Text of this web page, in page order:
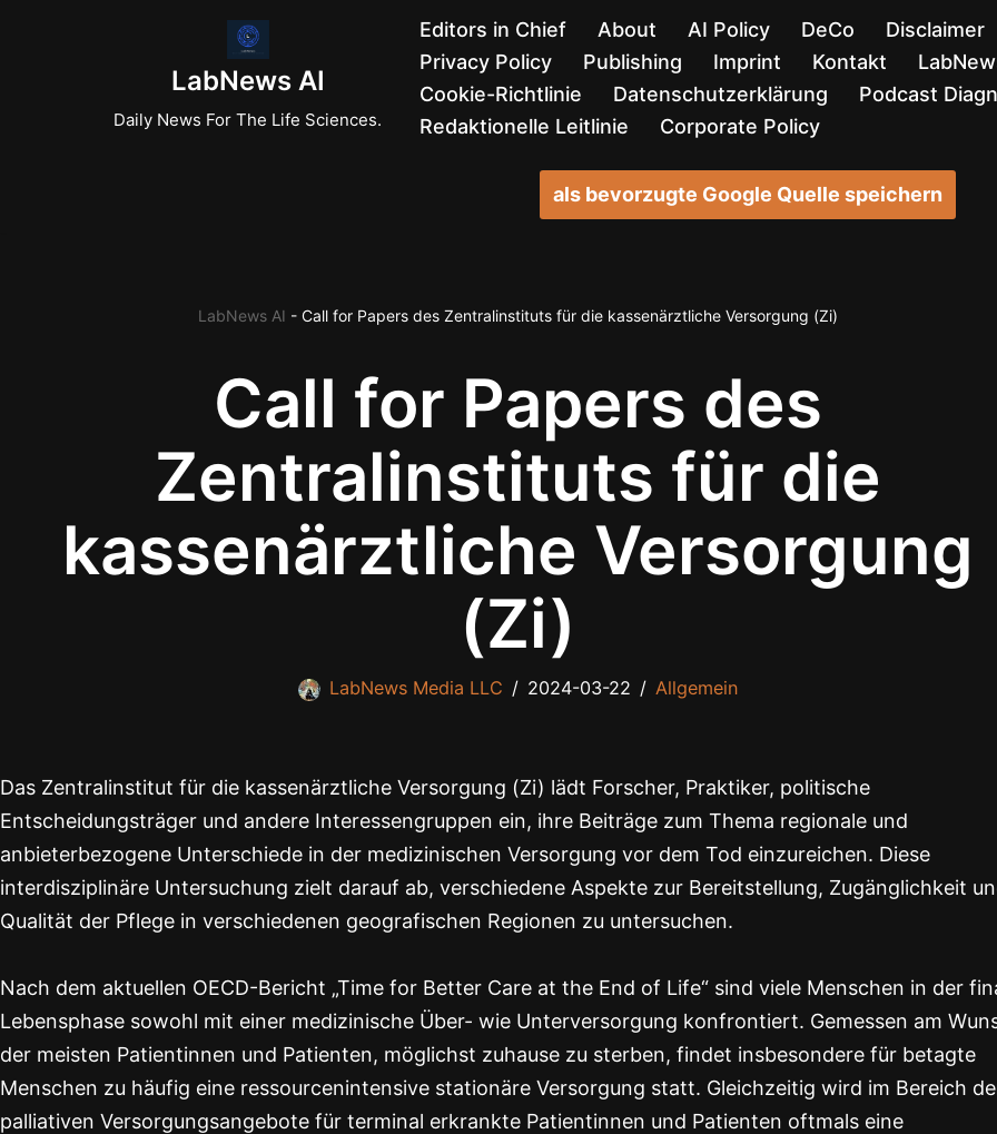
LabNews AI
Daily News For The Life Sciences.
Editors in Chief About AI Policy DeCo Disclaimer
Privacy Policy
Publishing Imprint Kontakt
Cookie-Richtlinie
Datenschutzerklärung
Podcast
Redaktionelle Leitlinie
Corporate Policy
als bevorzugte Google Quelle speichern
LabNews AI -Call for Papers des Zentralinstituts für die kassenärztliche Versorgung (Zi)
Call for Papers des
Zentralinstituts für die
kassenärztliche Versorgung
(Zi)
LabNews Media LLC 2024-03-22 Allgemein
Das Zentralinstitut für die kassenärztliche Versorgung (Zi) lädt Forscher, Praktiker, politische
Entscheidungsträger und andere Interessengruppen ein, ihre Beiträge zum Thema regionale und
anbieterbezogene Unterschiede in der medizinischen Versorgung vor dem Tod einzureichen. Diese
interdisziplinäre Untersuchung zielt darauf ab, verschiedene Aspekte zur Bereitstellung, Zugänglichkeit
Qualität der Pflege in verschiedenen geografischen Regionen zu untersuchen.
Nach dem aktuellen OECD-Bericht „Time for Better Care at the End of Life“ sind viele Menschen in der
Lebensphase sowohl mit einer medizinische Über- wie Unterversorgung konfrontiert. Gemessen am
der meisten Patientinnen und Patienten, möglichst zuhause zu sterben, findet insbesondere für betagte
Menschen zu häufig eine ressourcenintensive stationäre Versorgung statt. Gleichzeitig wird im Bereich
palliativen Versorgungsangebote für terminal erkrankte Patientinnen und Patienten oftmals eine